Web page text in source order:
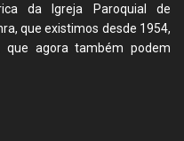
da Igreja Paroquial de
que existimos desde 1954,
agora também podem